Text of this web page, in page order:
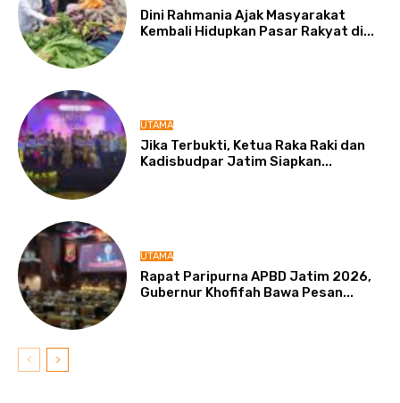
Dini Rahmania Ajak Masyarakat
Kembali Hidupkan Pasar Rakyat di...
UTAMA
Jika Terbukti, Ketua Raka Raki dan
Kadisbudpar Jatim Siapkan...
UTAMA
Rapat Paripurna APBD Jatim 2026,
Gubernur Khofifah Bawa Pesan...